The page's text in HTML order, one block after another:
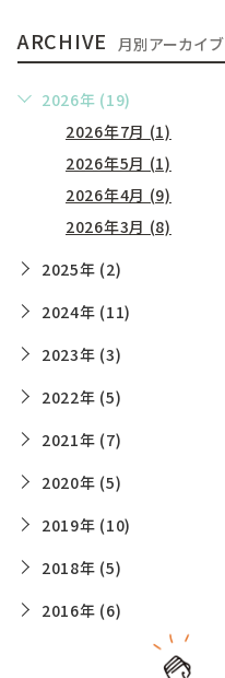
ARCHIVE 月別アーカイブ
2026年 (19)
2026年7月 (1)
2026年5月 (1)
2026年4月 (9)
2026年3月 (8)
2025年 (2)
2024年 (11)
2023年 (3)
2022年 (5)
2021年 (7)
2020年 (5)
2019年 (10)
2018年 (5)
2016年 (6)